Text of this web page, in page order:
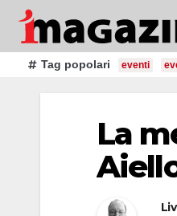
Salta
contenutoTag popolari eventi
La